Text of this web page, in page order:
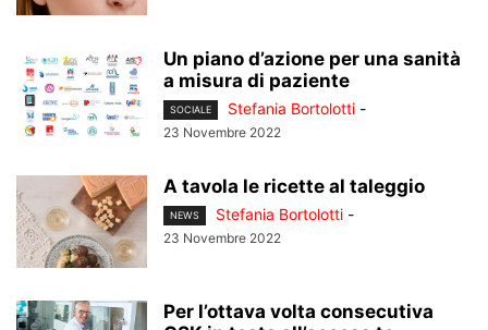
Un piano d’azione per una sanità
a misura di paziente
SOCIALE Stefania Bortolotti -
23 Novembre 2022
A tavola le ricette al taleggio
NEWS Stefania Bortolotti -
23 Novembre 2022
Per l’ottava volta consecutiva